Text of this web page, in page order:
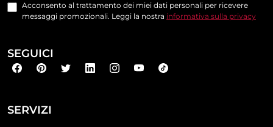
SERVIZI
Acconsento al trattamento dei miei dati personali per ricevere
messaggi promozionali. Leggi la nostra informativa sulla privacy
SEGUICI